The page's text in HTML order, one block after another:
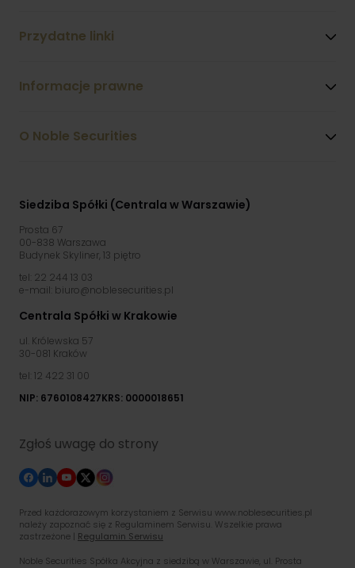
Siedziba Spółki (Centrala w Warszawie)
Prosta 67
00-838 Warszawa
Budynek Skyliner, 13 piętro
tel: 22 244 13 03
e-mail: biuro@noblesecurities.pl
Centrala Spółki w Krakowie
ul. Królewska 57
30-081 Kraków
tel: 12 422 31 00
NIP: 6760108427KRS: 0000018651
Zgłoś uwagę do strony
Przydatne linki
Informacje prawne
O Noble Securities
Przed każdorazowym korzystaniem z Serwisu www.noblesecurities.pl
należy zapoznać się z Regulaminem Serwisu. Wszelkie prawa
zastrzeżone | Regulamin Serwisu
Noble Securities Spółka Akcyjna z siedzibą w Warszawie, ul. Prosta